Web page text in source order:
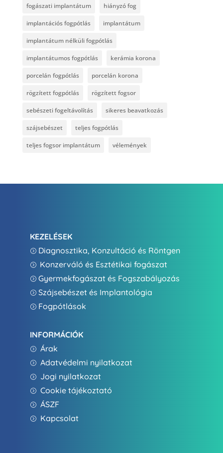
fogászati implantátum hiányzó fog
implantációs fogpótlás implantátum
implantátum nélküli fogpótlás
implantátumos fogpótlás kerámia korona
porcelán fogpótlás porcelán korona
rögzített fogpótlás rögzített fogsor
sebészeti fogeltávolítás sikeres beavatkozás
szájsebészet teljes fogpótlás
teljes fogsor implantátum vélemények
KEZELÉSEK
= Diagnosztika, Konzultáció és Röntgen
= Konzerváló és Esztétikai fogászat
= Gyermekfogászat és Fogszabályozás
= Szájsebészet és Implantológia
= Fogpótlások
INFORMÁCIÓK
= Árak
= Adatvédelmi nyilatkozat
= Jogi nyilatkozat
= Cookie tájékoztató
= ÁSZF
= Kapcsolat